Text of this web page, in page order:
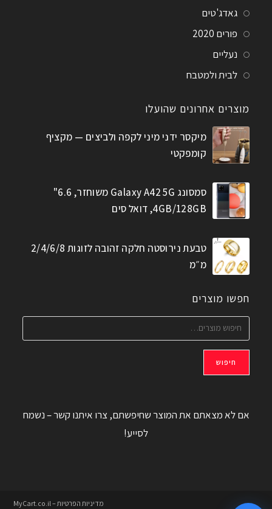
גאדג'טים
פורים 2020
נעליים
לבית ולמטבח
מוצרים אחרונים שהועלו
מיקסר ידני מיני לקפה ולביצים — מקציף
קומפקטי
סמסונג Galaxy A42 5G משוחזר, 6.6"
4GB/128GB, דואל סים
טבעת נירוסטה חלקה זהובה לזוגות 2/4/6/8
מ״מ
חפשו מוצרים
חיפוש
אם לא מצאתם את המוצר שחיפשתם, צרו איתנו קשר – נשמח
לסייע!
מדיניות הפרטיות – MyCart.co.il